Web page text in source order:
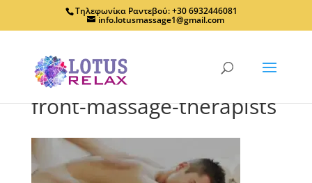
Τηλεφωνίκα Ραντεβού: +30 6932446081
info.lotusmassage1@gmail.com
front-massage-therapists